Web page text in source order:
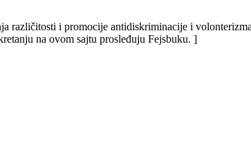
različitosti i promocije antidiskriminacije i
na ovom sajtu prosleđuju Fejsbuku. ]